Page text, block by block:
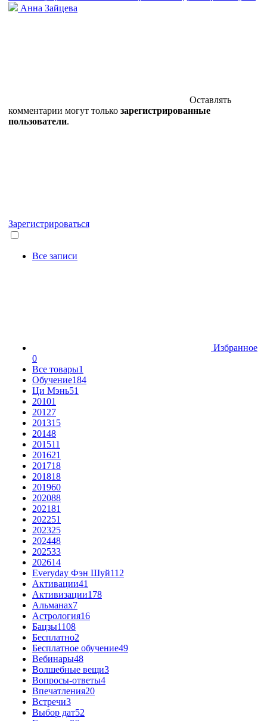
Анна Зайцева
Оставлять
комментарии могут только зарегистрированные
пользователи.
Зарегистрироваться
Все записи
Избранное
0
Все товары1
Обучение184
Ци Мэнь51
20101
20127
201315
20148
201511
201621
201718
201818
201960
202088
202181
202251
202325
202448
202533
202614
Everyday Фэн Шуй112
Активации41
Активизации178
Альманах7
Астрология16
Бацзы1108
Бесплатно2
Бесплатное обучение49
Вебинары48
Волшебные вещи3
Вопросы-ответы4
Впечатления20
Встречи3
Выбор дат52